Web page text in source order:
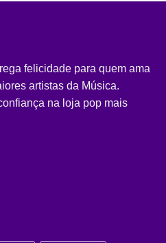
felicidade para quem ama
artistas da Música.
na loja pop mais